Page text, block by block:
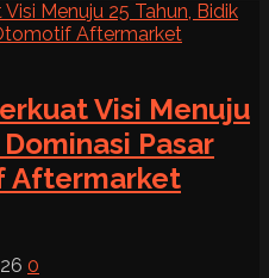
Visi Menuju
Pasar
Aftermarket
0